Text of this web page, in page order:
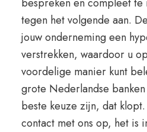
tegen het volgende aan.
jouw onderneming een
verstrekken, waardoor u
voordelige manier kunt
grote Nederlandse
beste keuze zijn, dat
contact met ons op, het is